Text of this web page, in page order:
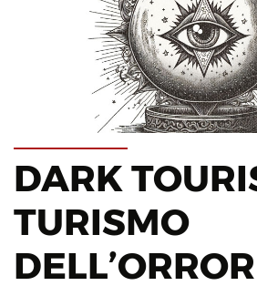
DARK
TURISMO